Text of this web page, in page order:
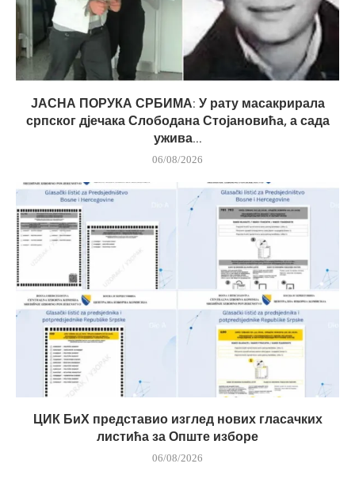
ЈАСНА ПОРУКА СРБИМА: У рату масакрирала
српског дјечака Слободана Стојановића, а сада
ужива...
06/08/2026
ЦИК БиХ представио изглед нових гласачких
листића за Опште изборе
06/08/2026